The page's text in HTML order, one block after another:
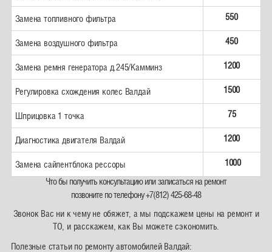
Замена топливного фильтра 550
Замена воздушного фильтра 450
Замена ремня генератора д.245/Камминз 1200
Регулировка схождения колес Валдай 1500
Шприцовка 1 точка 75
Диагностика двигателя Валдай 1200
Замена сайлентблока рессоры
1000
Что бы получить консультацию или записаться на ремонт
позвоните по телефону +7(812) 425-68-48
Звонок Вас ни к чему не обяжет, а мы подскажем цены на ремонт и
ТО, и расскажем, как Вы можете сэкономить.
Полезные статьи по ремонту автомобилей Валдай: